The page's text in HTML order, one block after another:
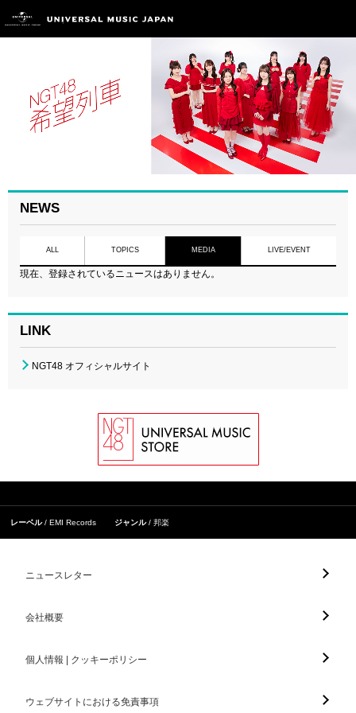
NEWS
ALL TOPICS MEDIA LIVE/EVENT
現在、登録されているニュースはありません。
LINK
NGT48 オフィシャルサイト
レーベル EMI Records ジャンル 邦楽
ニュースレター
会社概要
個人情報 | クッキーポリシー
ウェブサイトにおける免責事項